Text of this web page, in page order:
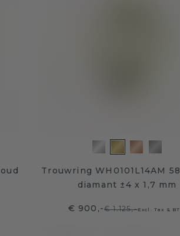
Trouwring WH0101L14AM
diamant ±4 x 1,7 mm
€ 900,-€ 1.125,-Excl. Tax &